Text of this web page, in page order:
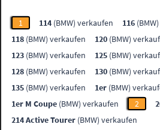
1 114 (BMW) verkaufen 116
118 (BMW) verkaufen 120 (BMW)
123 (BMW) verkaufen 125 (BMW)
128 (BMW) verkaufen 130 (BMW)
135 (BMW) verkaufen 1er (BMW)
1er M Coupe (BMW) verkaufen 2
214 Active Tourer (BMW) verkaufen